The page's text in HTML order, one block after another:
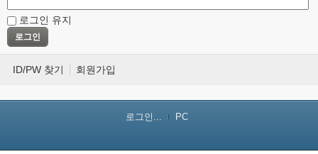
로그인 유지
ID/PW 찾기 회원가입
로그인... PC